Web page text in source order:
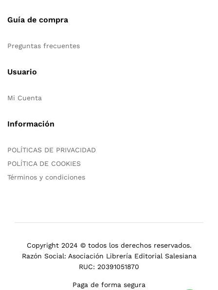
Guía de compra
Preguntas frecuentes
Usuario
Mi Cuenta
Información
POLÍTICAS DE PRIVACIDAD
POLÍTICA DE COOKIES
Términos y condiciones
Copyright 2024 © todos los derechos reservados.
Razón Social: Asociación Librería Editorial Salesiana
RUC: 20391051870
Paga de forma segura